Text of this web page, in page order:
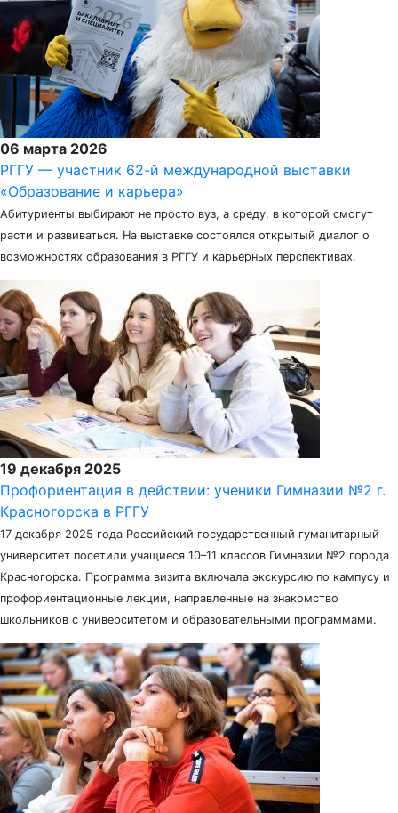
06 марта 2026
РГГУ — участник 62-й международной выставки
«Образование и карьера»
Абитуриенты выбирают не просто вуз, а среду, в которой смогут
расти и развиваться. На выставке состоялся открытый диалог о
возможностях образования в РГГУ и карьерных перспективах.
19 декабря 2025
Профориентация в действии: ученики Гимназии №2 г.
Красногорска в РГГУ
17 декабря 2025 года Российский государственный гуманитарный
университет посетили учащиеся 10–11 классов Гимназии №2 города
Красногорска. Программа визита включала экскурсию по кампусу и
профориентационные лекции, направленные на знакомство
школьников с университетом и образовательными программами.